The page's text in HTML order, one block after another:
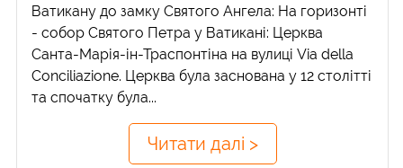
Ватикану до замку Святого Ангела: На горизонті
- собор Святого Петра у Ватикані: Церква
Санта-Марія-ін-Траспонтіна на вулиці Via della
Conciliazione. Церква була заснована у 12 столітті
та спочатку була...
Читати далі >